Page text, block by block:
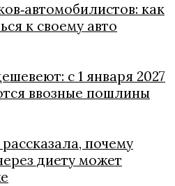
как
к своему авто
с 1 января 2027
ввозные пошлины
почему
диету может